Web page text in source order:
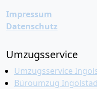
Impressum
Datenschutz
Umzugsservice
Umzugsservice
Büroumzug